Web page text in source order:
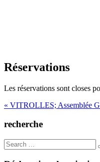
Réservations
Les réservations sont closes
Navigation
de
« VITROLLES; Assemblée
recherche
Search
for: